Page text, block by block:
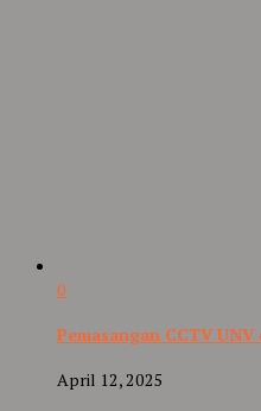
0
Pemasangan CCTV
April 12, 2025